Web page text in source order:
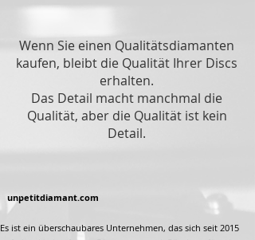
Wenn Sie einen Qualitätsdiamanten
kaufen, bleibt die Qualität Ihrer Discs
erhalten.
Das Detail macht manchmal die
Qualität, aber die Qualität ist kein
Detail.
unpetitdiamant.com
Es ist ein überschaubares Unternehmen, das sich seit 2015